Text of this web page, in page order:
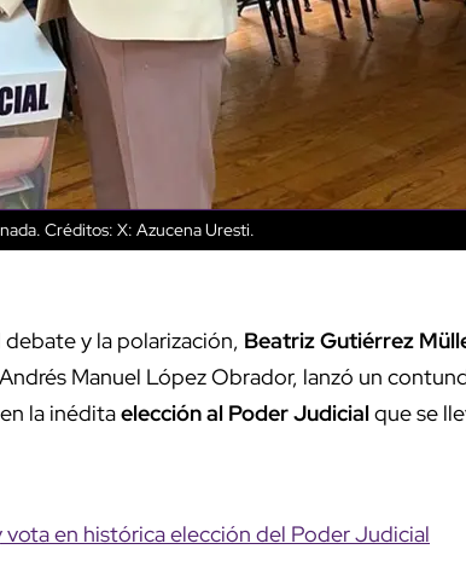
Créditos: X: Azucena Uresti.
y la polarización, Beatriz Gutiérrez
Manuel López Obrador, lanzó un
en la inéditaelección al Poder Judicialque se
vota en histórica elección del Poder Judicial